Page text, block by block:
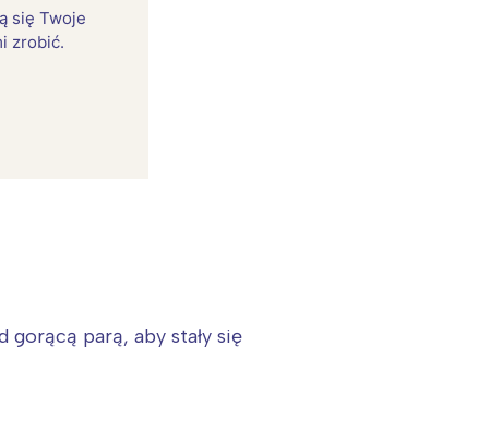
się Twoje
zrobić.
parą, aby stały się